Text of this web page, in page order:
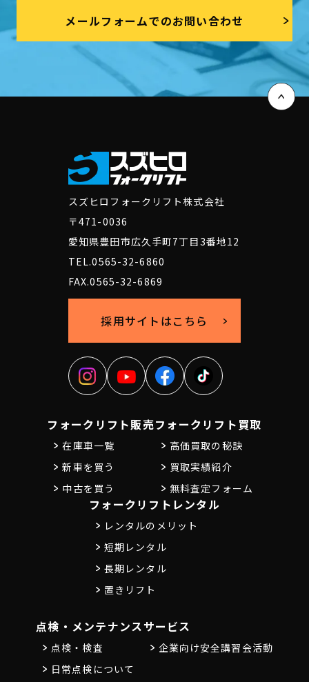
メールフォームでのお問い合わせ
スズヒロフォークリフト株式会社
〒471-0036
愛知県豊田市広久手町7丁目3番地12
TEL.0565-32-6860
FAX.0565-32-6869
採用サイトはこちら
フォークリフト販売
在庫車一覧
新車を買う
中古を買う
フォークリフト買取
高価買取の秘訣
買取実績紹介
無料査定フォーム
フォークリフトレンタル
レンタルのメリット
短期レンタル
長期レンタル
置きリフト
点検・メンテナンス
点検・検査
日常点検について
サービス
企業向け安全講習会活動